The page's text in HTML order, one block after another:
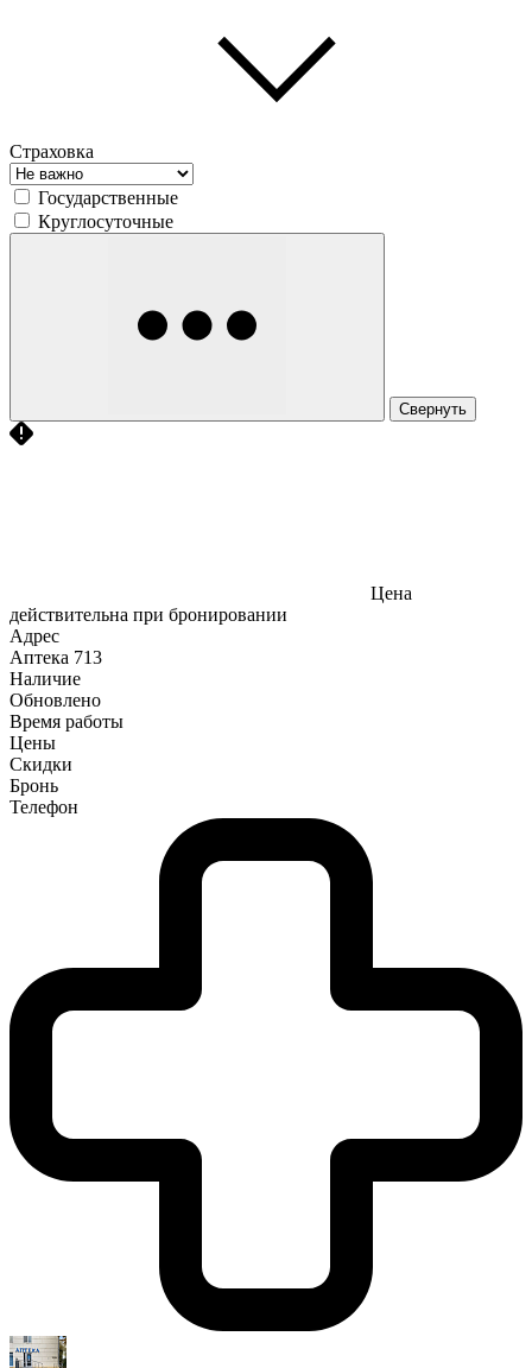
Страховка
Государственные
Круглосуточные
Свернуть
Цена
действительна при бронировании
Адрес
Аптека 713
Наличие
Обновлено
Время работы
Цены
Скидки
Бронь
Телефон